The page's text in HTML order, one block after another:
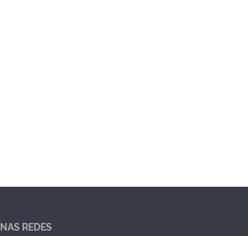
NAS REDES